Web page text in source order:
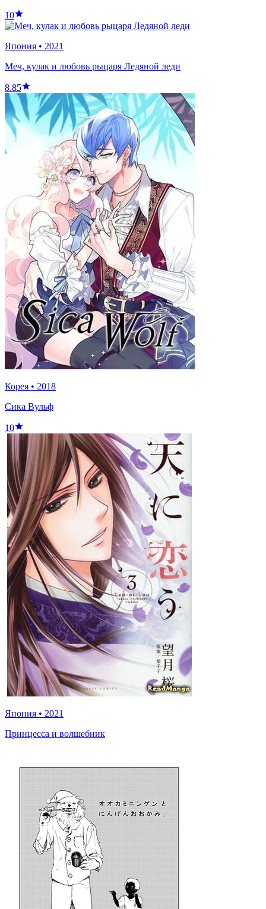
10
Япония • 2021
Меч, кулак и любовь рыцаря Ледяной леди
8.85
Корея • 2018
Сика Вульф
10
Япония • 2021
Принцесса и волшебник